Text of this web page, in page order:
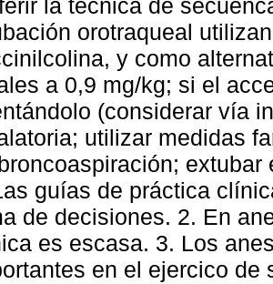
la técnica de
orotraqueal
y como
a 0,9 mg/kg; si el
(considerar vía
utilizar medidas
guías de práctica
de decisiones. 2. En
es escasa. 3. Los
en el ejercico de